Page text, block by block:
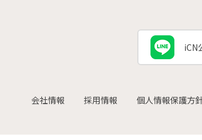
iCN
会社情報 採用情報 個人情報保護方